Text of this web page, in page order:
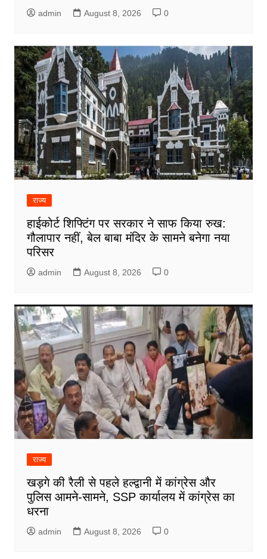
admin August 8, 2026 0
राज्य
हाईकोर्ट शिफ्टिंग पर सरकार ने साफ किया रुख:
गौलापार नहीं, बेल बाबा मंदिर के सामने बनेगा नया
परिसर
admin August 8, 2026 0
राज्य
खड़गे की रैली से पहले हल्द्वानी में कांग्रेस और
पुलिस आमने-सामने, SSP कार्यालय में कांग्रेस का
धरना
admin August 8, 2026 0